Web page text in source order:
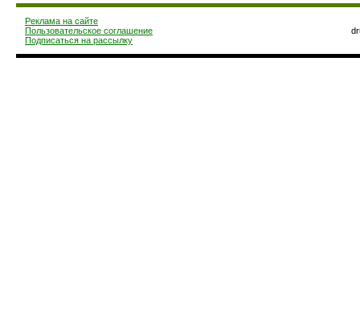
Реклама на сайте
Пользовательское соглашение
Подписаться на рассылку